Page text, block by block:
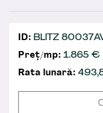
ID: BLITZ
Preț/mp: 1.865 €
Rata lunară: